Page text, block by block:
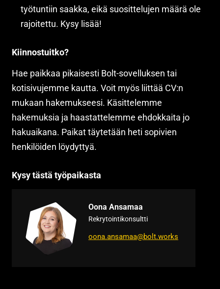
työtuntiin saakka, eikä suosittelujen määrä ole
rajoitettu. Kysy lisää!
Kiinnostuitko?
Hae paikkaa pikaisesti Bolt-sovelluksen tai
kotisivujemme kautta. Voit myös liittää CV:n
mukaan hakemukseesi. Käsittelemme
hakemuksia ja haastattelemme ehdokkaita jo
hakuaikana. Paikat täytetään heti sopivien
henkilöiden löydyttyä.
Kysy tästä työpaikasta
Oona Ansamaa
Rekrytointikonsultti
oona.ansamaa@bolt.works